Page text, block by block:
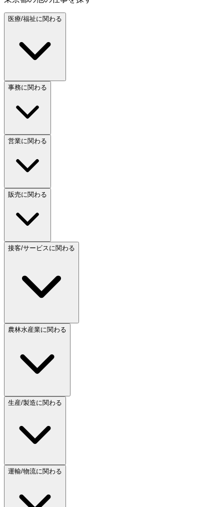
医療/福祉に関わる
事務に関わる
営業に関わる
販売に関わる
接客/サービスに関わる
農林水産業に関わる
生産/製造に関わる
運輸/物流に関わる